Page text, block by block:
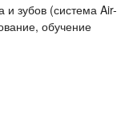
и зубов (система Air-
обучение